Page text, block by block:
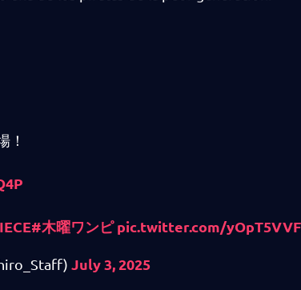
！
#木曜ワンピ pic.twitter.com/
July 3, 2025